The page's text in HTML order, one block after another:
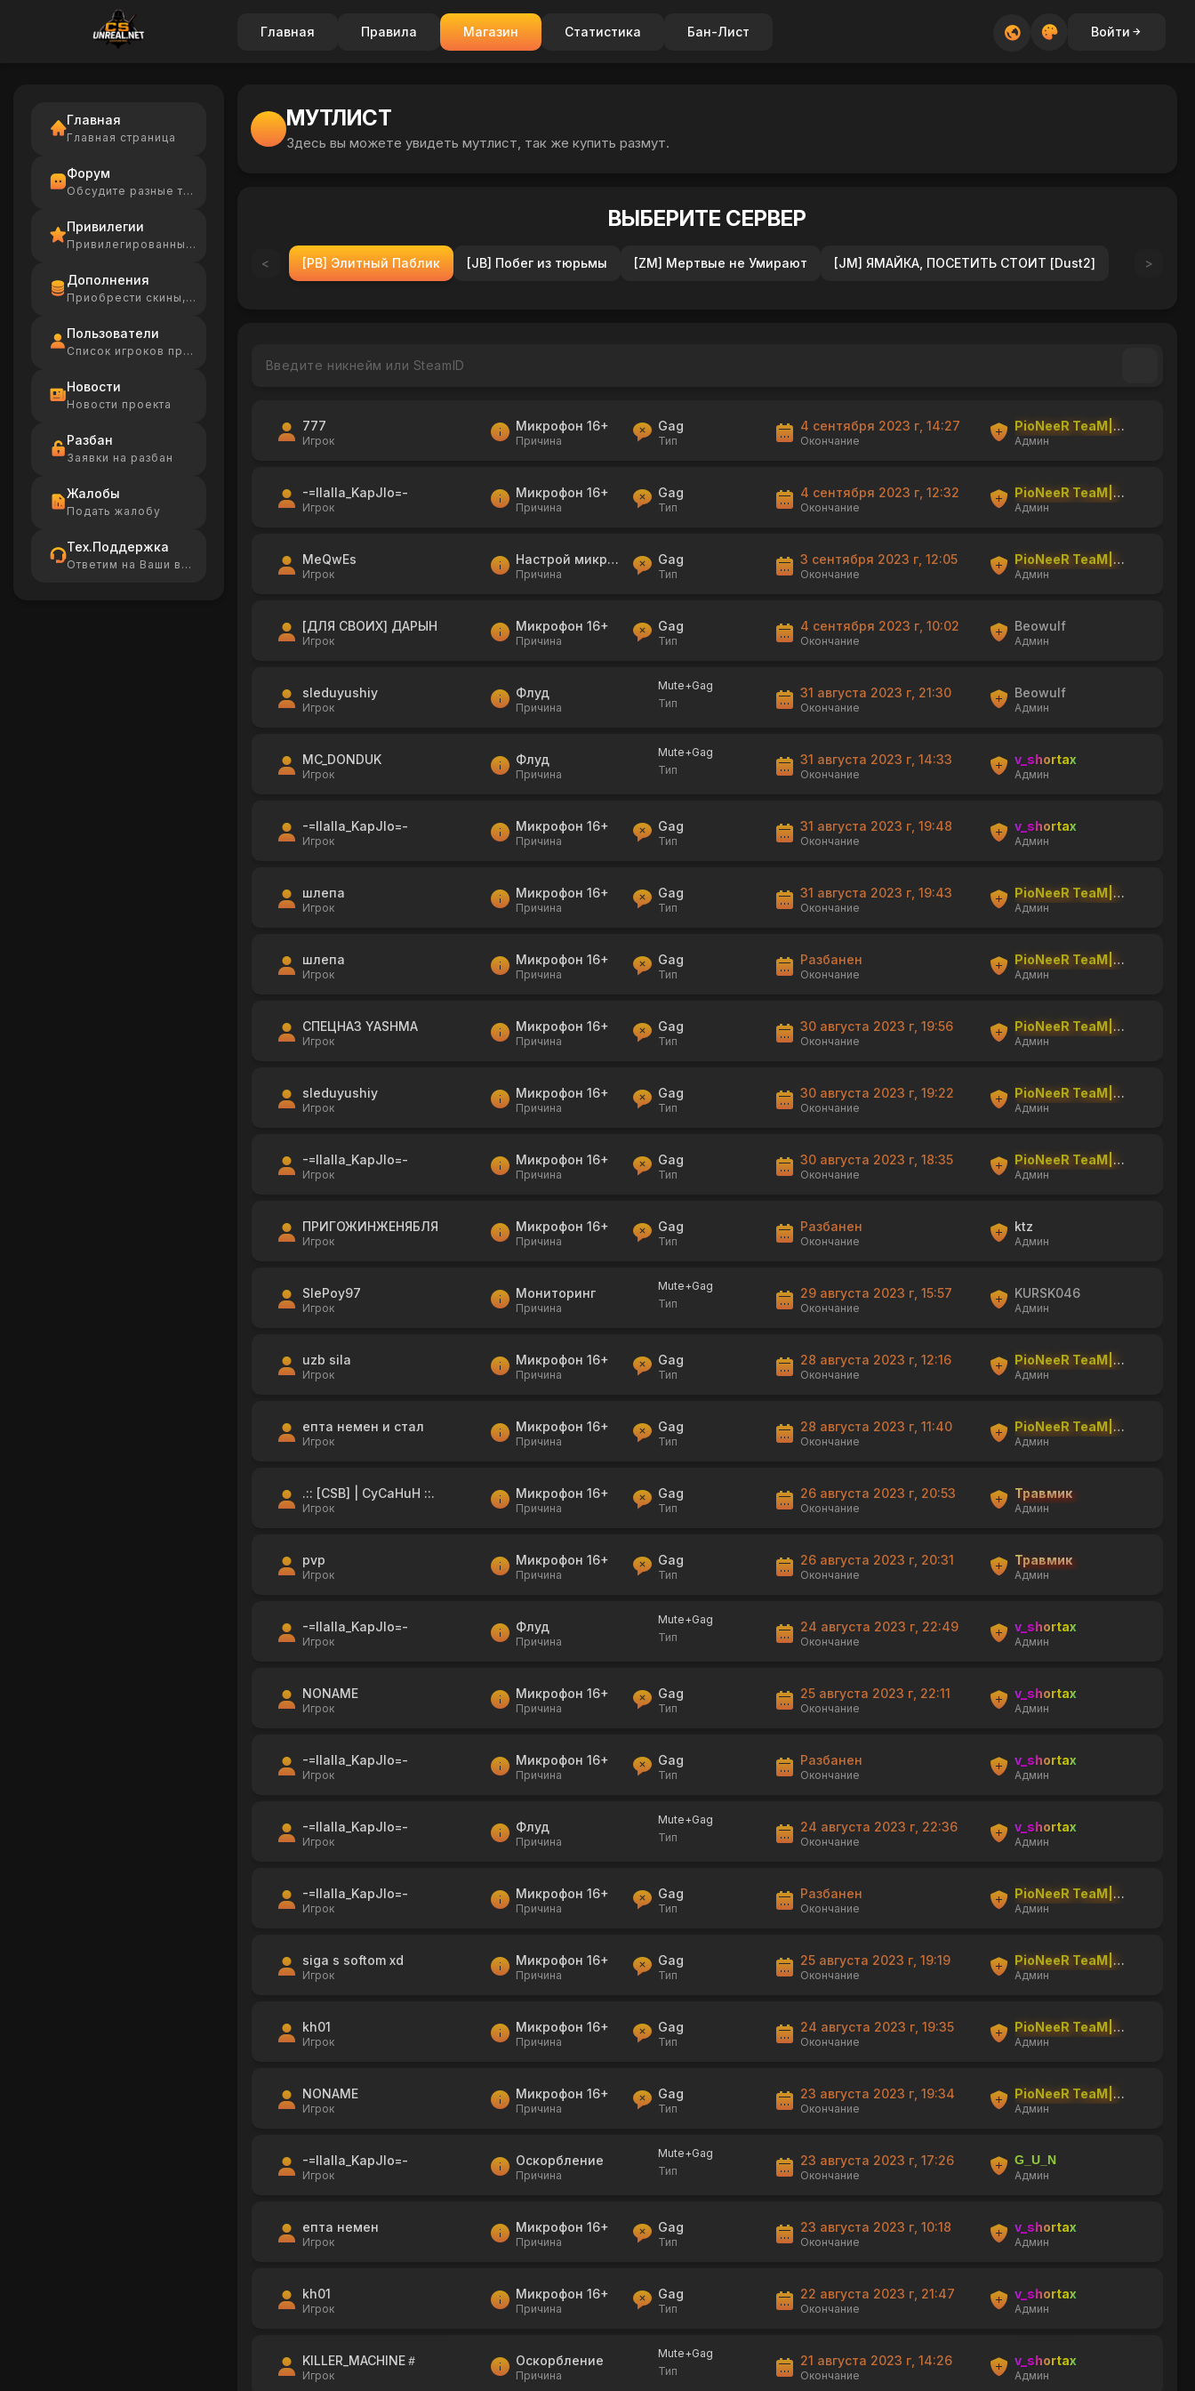
Главная Правила Магазин Статистика Бан-Лист Войти
Главная
Главная страница
Форум
Обсудите разные темы
Привилегии
Привилегированные игроки
Дополнения
Приобрести скины, Ammo
Пользователи
Список игроков проекта
Новости
Новости проекта
Разбан
Заявки на разбан
Жалобы
Подать жалобу
Тех.Поддержка
Ответим на Ваши вопросы
МУТЛИСТ
Здесь вы можете увидеть мутлист, так же купить размут.
ВЫБЕРИТЕ СЕРВЕР
< [PB] Элитный Паблик [JB] Побег из тюрьмы [ZM] Мертвые не Умирают [JM] ЯМАЙКА, ПОСЕТИТЬ СТОИТ [Dust2] >
777
Игрок
Микрофон 16+
Причина
Gag
Тип
4 сентября 2023 г, 14:27
Окончание
PioNeeR TeaM|shishka
Админ
-=IIaIIa_KapJIo=-
Игрок
Микрофон 16+
Причина
Gag
Тип
4 сентября 2023 г, 12:32
Окончание
PioNeeR TeaM|shishka
Админ
MeQwEs
Игрок
Настрой микрофон
Причина
Gag
Тип
3 сентября 2023 г, 12:05
Окончание
PioNeeR TeaM|shishka
Админ
[ДЛЯ СВОИХ] ДАРЫН
Игрок
Микрофон 16+
Причина
Gag
Тип
4 сентября 2023 г, 10:02
Окончание
Beowulf
Админ
sleduyushiy
Игрок
Флуд
Причина
Mute+Gag
Тип
31 августа 2023 г, 21:30
Окончание
Beowulf
Админ
MC_DONDUK
Игрок
Флуд
Причина
Mute+Gag
Тип
31 августа 2023 г, 14:33
Окончание
v_shortax
Админ
-=IIaIIa_KapJIo=-
Игрок
Микрофон 16+
Причина
Gag
Тип
31 августа 2023 г, 19:48
Окончание
v_shortax
Админ
шлепа
Игрок
Микрофон 16+
Причина
Gag
Тип
31 августа 2023 г, 19:43
Окончание
PioNeeR TeaM|shishka
Админ
шлепа
Игрок
Микрофон 16+
Причина
Gag
Тип
Разбанен
Окончание
PioNeeR TeaM|shishka
Админ
СПЕЦНАЗ YASHMA
Игрок
Микрофон 16+
Причина
Gag
Тип
30 августа 2023 г, 19:56
Окончание
PioNeeR TeaM|shishka
Админ
sleduyushiy
Игрок
Микрофон 16+
Причина
Gag
Тип
30 августа 2023 г, 19:22
Окончание
PioNeeR TeaM|shishka
Админ
-=IIaIIa_KapJIo=-
Игрок
Микрофон 16+
Причина
Gag
Тип
30 августа 2023 г, 18:35
Окончание
PioNeeR TeaM|shishka
Админ
ПРИГОЖИНЖЕНЯБЛЯ
Игрок
Микрофон 16+
Причина
Gag
Тип
Разбанен
Окончание
ktz
Админ
SlePoy97
Игрок
Мониторинг
Причина
Mute+Gag
Тип
29 августа 2023 г, 15:57
Окончание
KURSK046
Админ
uzb sila
Игрок
Микрофон 16+
Причина
Gag
Тип
28 августа 2023 г, 12:16
Окончание
PioNeeR TeaM|shishka
Админ
епта немен и стал
Игрок
Микрофон 16+
Причина
Gag
Тип
28 августа 2023 г, 11:40
Окончание
PioNeeR TeaM|shishka
Админ
.:: [CSB] | CyCaHuH ::.
Игрок
Микрофон 16+
Причина
Gag
Тип
26 августа 2023 г, 20:53
Окончание
Травмик
Админ
pvp
Игрок
Микрофон 16+
Причина
Gag
Тип
26 августа 2023 г, 20:31
Окончание
Травмик
Админ
-=IIaIIa_KapJIo=-
Игрок
Флуд
Причина
Mute+Gag
Тип
24 августа 2023 г, 22:49
Окончание
v_shortax
Админ
NONAME
Игрок
Микрофон 16+
Причина
Gag
Тип
25 августа 2023 г, 22:11
Окончание
v_shortax
Админ
-=IIaIIa_KapJIo=-
Игрок
Микрофон 16+
Причина
Gag
Тип
Разбанен
Окончание
v_shortax
Админ
-=IIaIIa_KapJIo=-
Игрок
Флуд
Причина
Mute+Gag
Тип
24 августа 2023 г, 22:36
Окончание
v_shortax
Админ
-=IIaIIa_KapJIo=-
Игрок
Микрофон 16+
Причина
Gag
Тип
Разбанен
Окончание
PioNeeR TeaM|shishka
Админ
siga s softom xd
Игрок
Микрофон 16+
Причина
Gag
Тип
25 августа 2023 г, 19:19
Окончание
PioNeeR TeaM|shishka
Админ
kh01
Игрок
Микрофон 16+
Причина
Gag
Тип
24 августа 2023 г, 19:35
Окончание
PioNeeR TeaM|shishka
Админ
NONAME
Игрок
Микрофон 16+
Причина
Gag
Тип
23 августа 2023 г, 19:34
Окончание
PioNeeR TeaM|shishka
Админ
-=IIaIIa_KapJIo=-
Игрок
Оскорбление
Причина
Mute+Gag
Тип
23 августа 2023 г, 17:26
Окончание
G_U_N
Админ
епта немен
Игрок
Микрофон 16+
Причина
Gag
Тип
23 августа 2023 г, 10:18
Окончание
v_shortax
Админ
kh01
Игрок
Микрофон 16+
Причина
Gag
Тип
22 августа 2023 г, 21:47
Окончание
v_shortax
Админ
KILLER_MACHINE＃
Игрок
Оскорбление
Причина
Mute+Gag
Тип
21 августа 2023 г, 14:26
Окончание
v_shortax
Админ